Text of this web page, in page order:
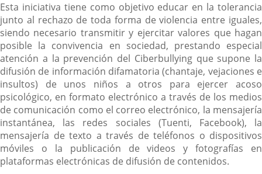
Esta iniciativa tiene como objetivo educar en la tolerancia
junto al rechazo de toda forma de violencia entre iguales,
siendo necesario transmitir y ejercitar valores que hagan
posible la convivencia en sociedad, prestando especial
atención a la prevención del Ciberbullying que supone la
difusión de información difamatoria (chantaje, vejaciones e
insultos) de unos niños a otros para ejercer acoso
psicológico, en formato electrónico a través de los medios
de comunicación como el correo electrónico, la mensajería
instantánea, las redes sociales (Tuenti, Facebook), la
mensajería de texto a través de teléfonos o dispositivos
móviles o la publicación de videos y fotografías en
plataformas electrónicas de difusión de contenidos.